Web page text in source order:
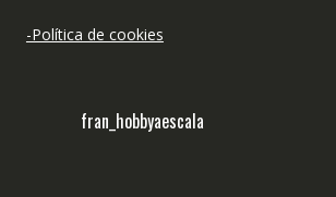
-Política de cookies
fran_hobbyaescala